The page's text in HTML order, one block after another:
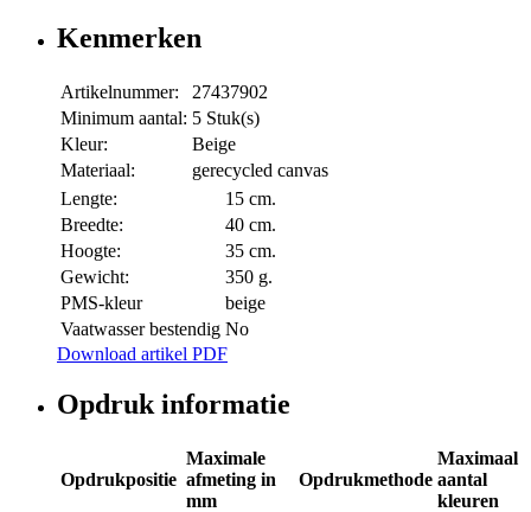
Kenmerken
Artikelnummer:
27437902
Minimum aantal: 5 Stuk(s)
Kleur:
Beige
Materiaal:
gerecycled canvas
Lengte:
15 cm.
Breedte:
40 cm.
Hoogte:
35 cm.
Gewicht:
350 g.
PMS-kleur
beige
Vaatwasser bestendig No
Download artikel PDF
Opdruk informatie
Opdrukpositie
Maximale
afmeting in
mm
Opdrukmethode
Maximaal
aantal
kleuren